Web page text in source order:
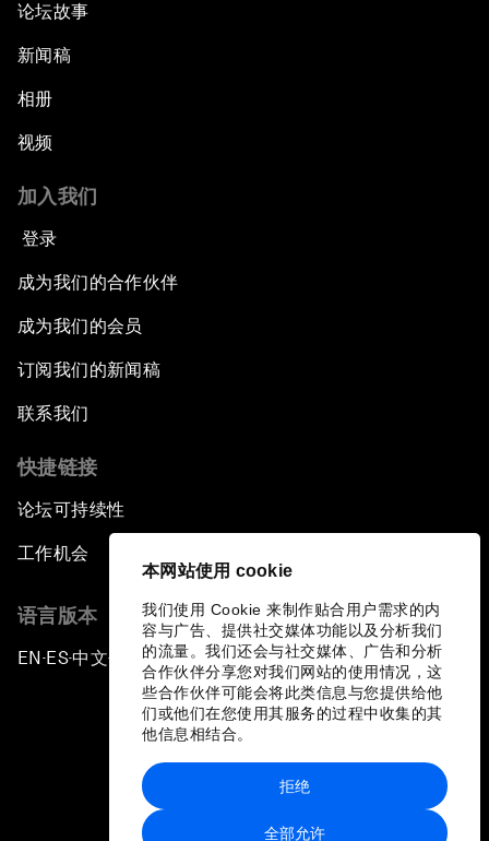
本网站使用 cookie
我们使用 Cookie 来制作贴合用户需求的内
容与广告、提供社交媒体功能以及分析我们
的流量。我们还会与社交媒体、广告和分析
合作伙伴分享您对我们网站的使用情况，这
些合作伙伴可能会将此类信息与您提供给他
们或他们在您使用其服务的过程中收集的其
他信息相结合。
全部允许
拒绝
论坛故事
新闻稿
相册
视频
加入我们
登录
成为我们的合作伙伴
成为我们的会员
订阅我们的新闻稿
联系我们
快捷链接
论坛可持续性
工作机会
语言版本
EN ▪ ES▪中文▪ 日本語